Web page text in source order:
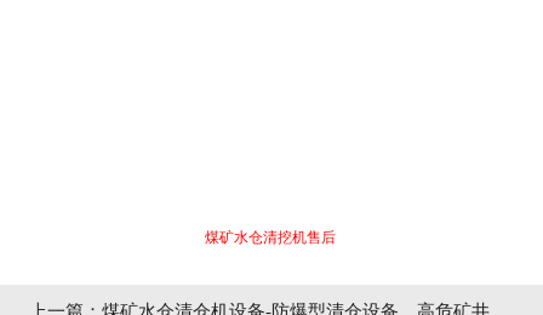
煤矿水仓清挖机售后